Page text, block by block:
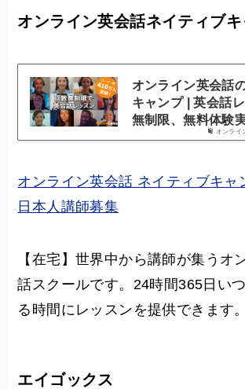
オンライン英会話ネイティブ
オンライ
オンライン英会話
キャンプ | 英会話
無制限、無料体験
オンライン英会話 ネイティブキ
日本人講師募集
【在宅】世界中から講師が集うオ
話スクールです。24時間365日い
る時間にレッスンを提供できます。
エイゴックス